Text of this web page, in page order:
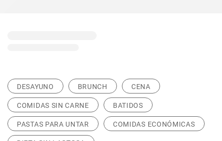
DESAYUNO BRUNCH CENA
COMIDAS SIN CARNE BATIDOS
PASTAS PARA UNTAR COMIDAS ECONÓMICAS